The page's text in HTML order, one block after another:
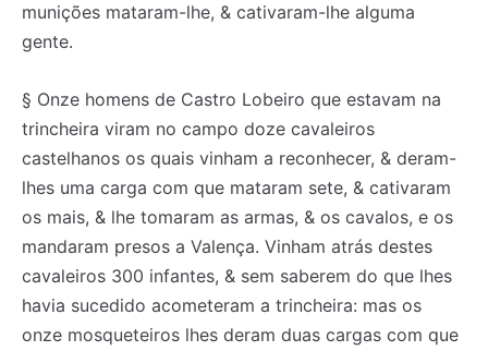
munições mataram-lhe, & cativaram-lhe alguma
gente.
§ Onze homens de Castro Lobeiro que estavam na
trincheira viram no campo doze cavaleiros
castelhanos os quais vinham a reconhecer, & deram-
lhes uma carga com que mataram sete, & cativaram
os mais, & lhe tomaram as armas, & os cavalos, e os
mandaram presos a Valença. Vinham atrás destes
cavaleiros 300 infantes, & sem saberem do que lhes
havia sucedido acometeram a trincheira: mas os
onze mosqueteiros lhes deram duas cargas com que